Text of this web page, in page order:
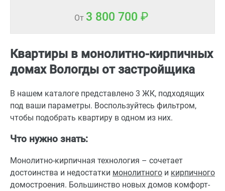
От 3 800 700
Квартиры в монолитно-кирпичных
домах Вологды от застройщика
В нашем каталоге представлено 3 ЖК, подходящих
под ваши параметры. Воспользуйтесь фильтром,
чтобы подобрать квартиру в одном из них.
Что нужно знать:
Монолитно-кирпичная технология – сочетает
достоинства и недостатки монолитного и кирпичного
домостроения. Большинство новых домов комфорт-